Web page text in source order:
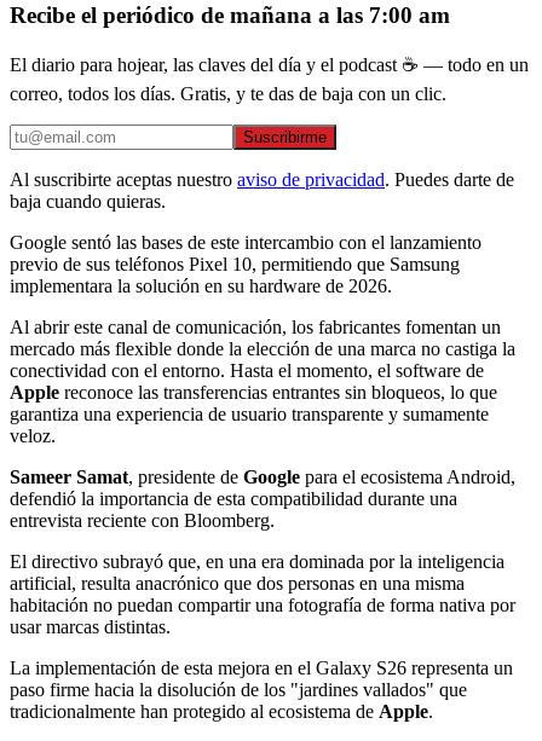
Recibe el periódico de mañana a las 7:00 am
El diario para hojear, las claves del día y el podcast ☕ — todo en un
correo, todos los días. Gratis, y te das de baja con un clic.
Suscribirme
Al suscribirte aceptas nuestro aviso de privacidad. Puedes darte de
baja cuando quieras.
Google sentó las bases de este intercambio con el lanzamiento
previo de sus teléfonos Pixel 10, permitiendo que Samsung
implementara la solución en su hardware de 2026.
Al abrir este canal de comunicación, los fabricantes fomentan un
mercado más flexible donde la elección de una marca no castiga la
conectividad con el entorno. Hasta el momento, el software de
Apple reconoce las transferencias entrantes sin bloqueos, lo que
garantiza una experiencia de usuario transparente y sumamente
veloz.
Sameer Samat, presidente de Google para el ecosistema Android,
defendió la importancia de esta compatibilidad durante una
entrevista reciente con Bloomberg.
El directivo subrayó que, en una era dominada por la inteligencia
artificial, resulta anacrónico que dos personas en una misma
habitación no puedan compartir una fotografía de forma nativa por
usar marcas distintas.
La implementación de esta mejora en el Galaxy S26 representa un
paso firme hacia la disolución de los "jardines vallados" que
tradicionalmente han protegido al ecosistema de Apple.